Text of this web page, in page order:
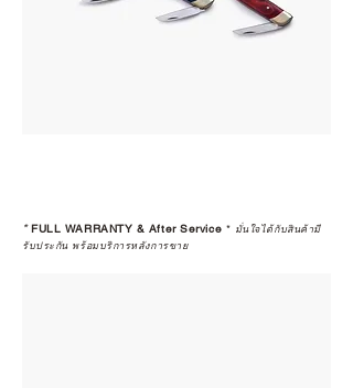
*FULL WARRANTY & After Service * มั่นใจได้กับสินค้ามี
รับประกัน พร้อมบริการหลังการขาย